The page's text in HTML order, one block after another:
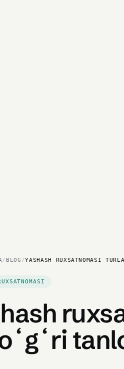
/ BLOG /YASHASH RUXSATNOMASI